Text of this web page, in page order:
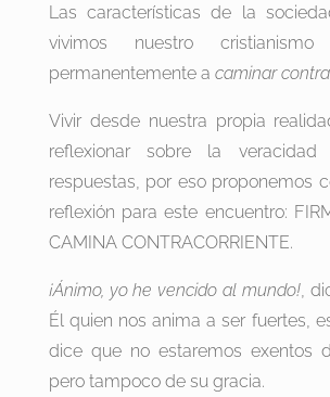
Las características de la
vivimos nuestro
permanentemente a caminar
Vivir desde nuestra propia
reflexionar sobre la veracidad
respuestas, por eso proponemos
reflexión para este encuentro:
CAMINA CONTRACORRIENTE.
¡Ánimo, yo he vencido al mundo!,
Él quien nos anima a ser fuertes,
dice que no estaremos exentos
pero tampoco de su gracia.